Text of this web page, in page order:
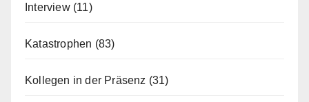
Interview(11)
Katastrophen (83)
Kollegen in der Präsenz (31)